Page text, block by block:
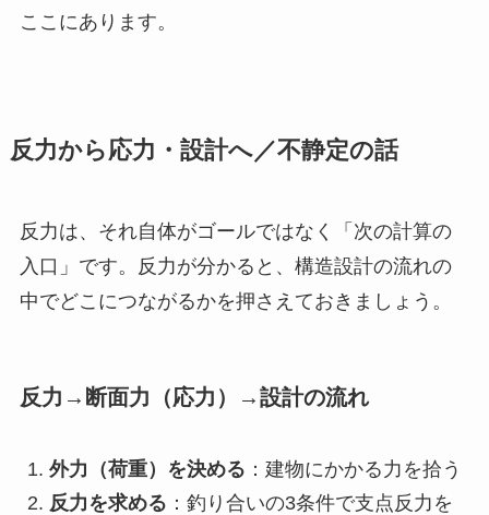
ここにあります。
反力から応力・設計へ／不静定の話
反力は、それ自体がゴールではなく「次の計算の
入口」です。反力が分かると、構造設計の流れの
中でどこにつながるかを押さえておきましょう。
反力→断面力（応力）→設計の流れ
外力（荷重）を決める ：建物にかかる力を拾う
反力を求める ：釣り合いの3条件で支点反力を